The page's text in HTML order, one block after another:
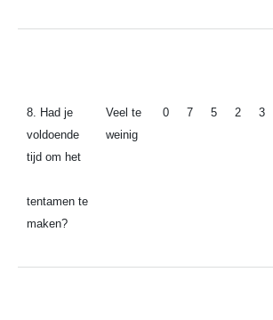
8. Had je
voldoende
tijd om het
tentamen te
maken?
Veel te
weinig
0 7 5 2 3